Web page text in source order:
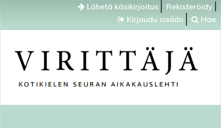
Lähetä käsikirjoitus
Rekisteröidy
Kirjaudu sisään
Hae